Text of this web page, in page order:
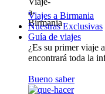
Viajes a Birmania
Nuestras Exclusivas
Guía de viajes
¿Es su primer viaje
encontrará toda la
Bueno saber